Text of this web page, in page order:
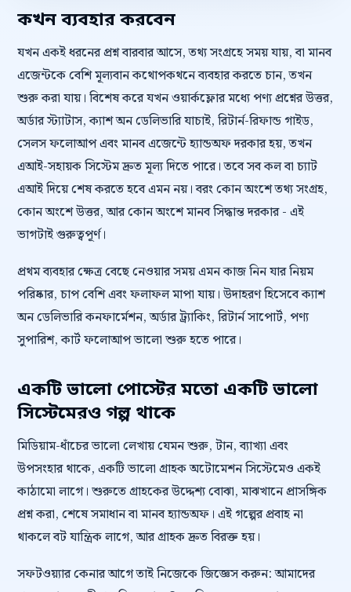
কখন ব্যবহার করবেন
যখন একই ধরনের প্রশ্ন বারবার আসে, তথ্য সংগ্রহে সময় যায়, বা মানব
এজেন্টকে বেশি মূল্যবান কথোপকথনে ব্যবহার করতে চান, তখন
শুরু করা যায়। বিশেষ করে যখন ওয়ার্কফ্লোর মধ্যে পণ্য প্রশ্নের উত্তর,
অর্ডার স্ট্যাটাস, ক্যাশ অন ডেলিভারি যাচাই, রিটার্ন-রিফান্ড গাইড,
সেলস ফলোআপ এবং মানব এজেন্টে হ্যান্ডঅফ দরকার হয়, তখন
এআই-সহায়ক সিস্টেম দ্রুত মূল্য দিতে পারে। তবে সব কল বা চ্যাট
এআই দিয়ে শেষ করতে হবে এমন নয়। বরং কোন অংশে তথ্য সংগ্রহ,
কোন অংশে উত্তর, আর কোন অংশে মানব সিদ্ধান্ত দরকার - এই
ভাগটাই গুরুত্বপূর্ণ।
প্রথম ব্যবহার ক্ষেত্র বেছে নেওয়ার সময় এমন কাজ নিন যার নিয়ম
পরিষ্কার, চাপ বেশি এবং ফলাফল মাপা যায়। উদাহরণ হিসেবে ক্যাশ
অন ডেলিভারি কনফার্মেশন, অর্ডার ট্র্যাকিং, রিটার্ন সাপোর্ট, পণ্য
সুপারিশ, কার্ট ফলোআপ ভালো শুরু হতে পারে।
একটি ভালো পোস্টের মতো একটি ভালো
সিস্টেমেরও গল্প থাকে
মিডিয়াম-ধাঁচের ভালো লেখায় যেমন শুরু, টান, ব্যাখ্যা এবং
উপসংহার থাকে, একটি ভালো গ্রাহক অটোমেশন সিস্টেমেও একই
কাঠামো লাগে। শুরুতে গ্রাহকের উদ্দেশ্য বোঝা, মাঝখানে প্রাসঙ্গিক
প্রশ্ন করা, শেষে সমাধান বা মানব হ্যান্ডঅফ। এই গল্পের প্রবাহ না
থাকলে বট যান্ত্রিক লাগে, আর গ্রাহক দ্রুত বিরক্ত হয়।
সফটওয়্যার কেনার আগে তাই নিজেকে জিজ্ঞেস করুন: আমাদের